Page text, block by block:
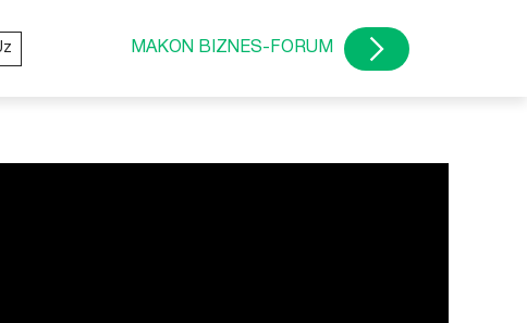
MAKON BIZNES-FORUM